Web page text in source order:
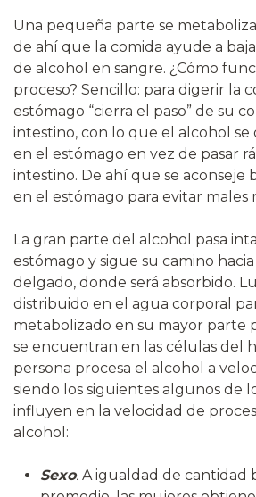
Una pequeña parte se
de ahí que la comida ayude a
de alcohol en sangre. ¿Cómo
proceso? Sencillo: para digerir la
estómago “cierra el paso” de su
intestino, con lo que el alcohol
en el estómago en vez de pasar
intestino. De ahí que se aconseje
en el estómago para evitar males
La gran parte del alcohol pasa
estómago y sigue su camino
delgado, donde será absorbido.
distribuido en el agua corporal
metabolizado en su mayor parte
se encuentran en las células del
persona procesa el alcohol a
siendo los siguientes algunos de
influyen en la velocidad de
alcohol:
Sexo. A igualdad de cantidad